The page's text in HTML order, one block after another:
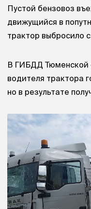
Пустой бензовоз
движущийся в
трактор выбросило
В ГИБДД Тюменской
водителя трактора
но в результате